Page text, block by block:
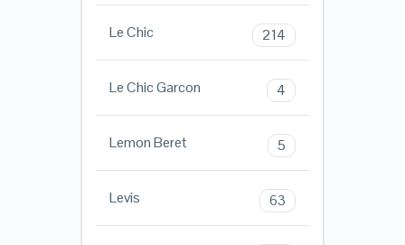
Le Chic 214
Le Chic Garcon 4
Lemon Beret 5
Levis 63